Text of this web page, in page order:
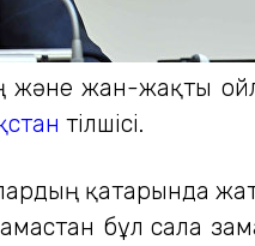
жан-жақты
тілшісі.
қатарында
бұл сала